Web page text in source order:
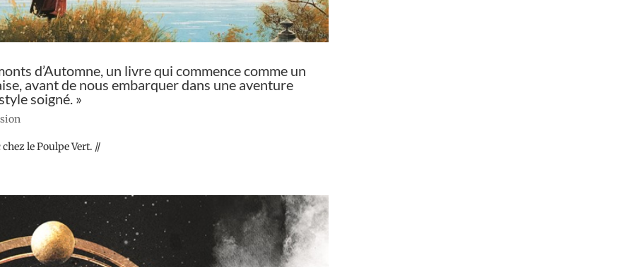
d’Automne, un livre qui commence comme un
avant de nous embarquer dans une aventure
soigné. »
le Poulpe Vert. //